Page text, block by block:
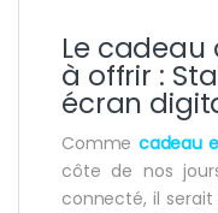
Le cadeau
à offrir :
écran
Comme cadeau
côte de nos
connecté, il